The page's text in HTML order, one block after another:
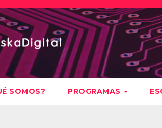
SOMOS? PROGRAMAS